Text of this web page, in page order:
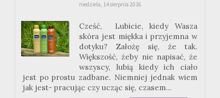
niedziela, 14 sierpnia 2016
Cześć, Lubicie, kiedy Wasza
skóra jest miękka i przyjemna w
dotyku? Założę się, że tak.
Większość, żeby nie napisać, że
wszyscy, lubią kiedy ich ciało
jest po prostu zadbane. Niemniej jednak wiem
jak jest- pracując czy ucząc się, czasem...